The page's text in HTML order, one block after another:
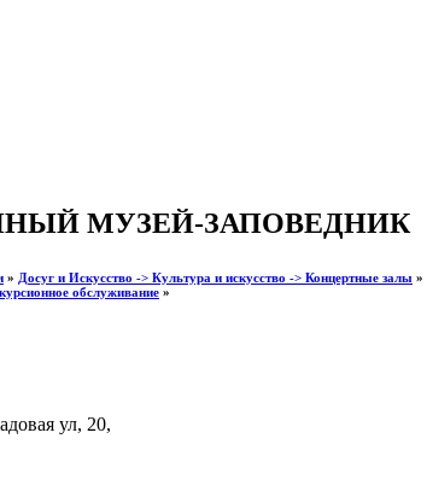
МУЗЕЙ-ЗАПОВЕДНИК
» Досуг и Искусство -> Культура и искусство -> Концертные залы »
обслуживание »
ул, 20,